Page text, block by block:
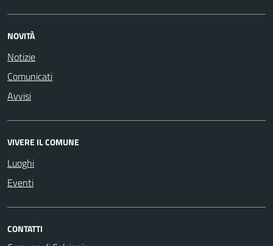
NOVITÀ
Notizie
Comunicati
Avvisi
VIVERE IL COMUNE
Luoghi
Eventi
CONTATTI